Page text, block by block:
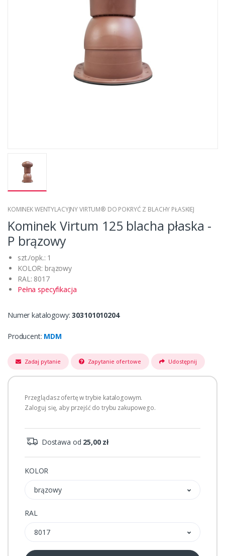
KOMINEK WENTYLACYJNY VIRTUM® DO POKRYĆ Z BLACHY PŁASKIEJ
Kominek Virtum 125 blacha płaska -
P brązowy
szt./opk.: 1
KOLOR: brązowy
RAL: 8017
Pełna specyfikacja
Numer katalogowy:303101010204
Producent: MDM
Zadaj pytanie Zapytanie ofertowe Udostępnij
Przeglądasz ofertę w trybie katalogowym.
Zaloguj się, aby przejść do trybu zakupowego.
Dostawa od 25,00 zł
KOLOR
brązowy
RAL
8017